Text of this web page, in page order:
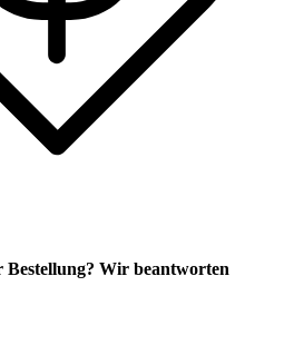
Bestellung? Wir beantworten